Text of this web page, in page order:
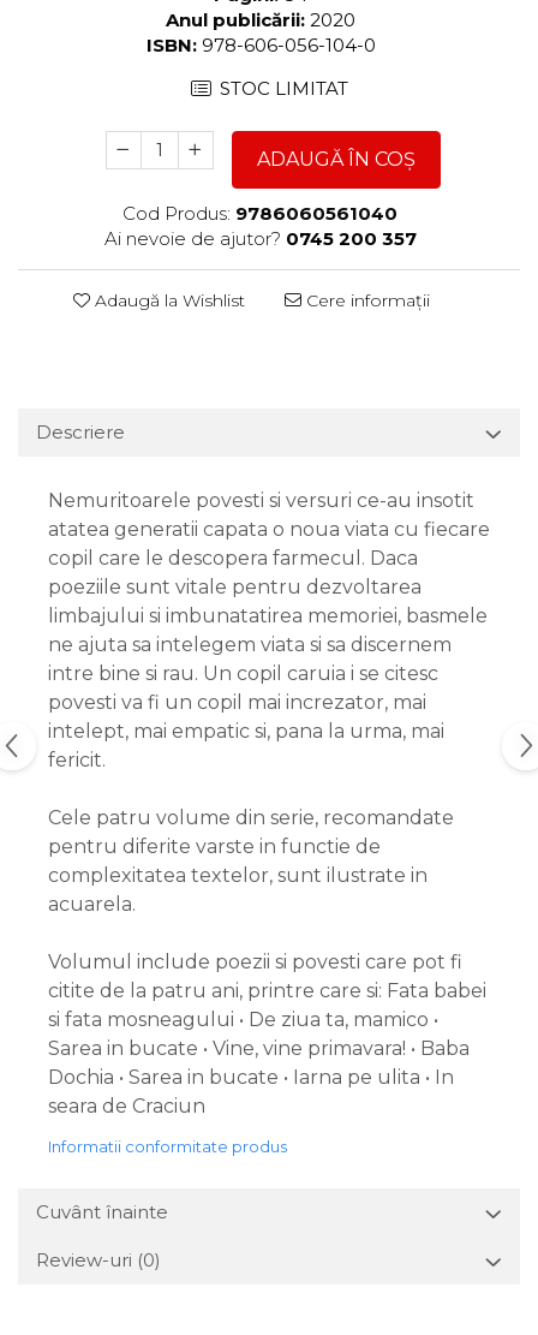
Anul publicării: 2020
ISBN: 978-606-056-104-0
STOC LIMITAT
ADAUGĂ ÎN COȘ
Cod Produs: 9786060561040
Ai nevoie de ajutor? 0745 200 357
Adaugă la Wishlist Cere informații
Descriere
Nemuritoarele povesti si versuri ce-au insotit
atatea generatii capata o noua viata cu fiecare
copil care le descopera farmecul. Daca
poeziile sunt vitale pentru dezvoltarea
limbajului si imbunatatirea memoriei, basmele
ne ajuta sa intelegem viata si sa discernem
intre bine si rau. Un copil caruia i se citesc
povesti va fi un copil mai increzator, mai
intelept, mai empatic si, pana la urma, mai
fericit.
Cele patru volume din serie, recomandate
pentru diferite varste in functie de
complexitatea textelor, sunt ilustrate in
acuarela.
Volumul include poezii si povesti care pot fi
citite de la patru ani, printre care si: Fata babei
si fata mosneagului • De ziua ta, mamico •
Sarea in bucate • Vine, vine primavara! • Baba
Dochia • Sarea in bucate • Iarna pe ulita • In
seara de Craciun
Informatii conformitate produs
Cuvânt înainte
Review-uri (0)